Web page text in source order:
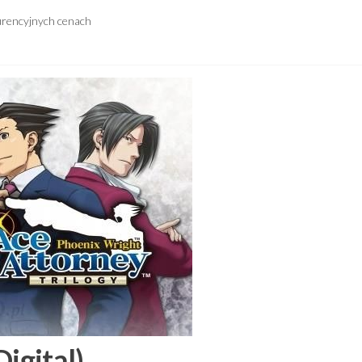
cenach